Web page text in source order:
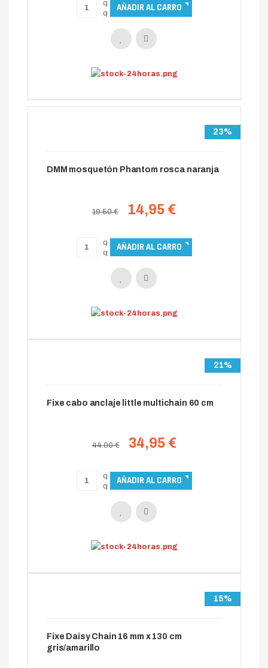
23%
DMM mosquetón Phantom rosca naranja
19.50 € 14,95 €
21%
Fixe cabo anclaje little multichain 60 cm
44.00 € 34,95 €
15%
Fixe Daisy Chain 16 mm x 130 cm
gris/amarillo